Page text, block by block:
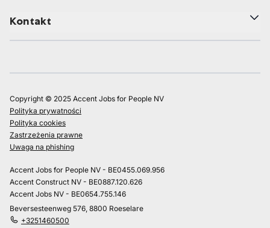
Kontakt
Copyright © 2025 Accent Jobs for People NV
Polityka prywatności
Polityka cookies
Zastrzeżenia prawne
Uwaga na phishing
Accent Jobs for People NV - BE0455.069.956
Accent Construct NV - BE0887.120.626
Accent Jobs NV - BE0654.755.146
Beversesteenweg 576, 8800 Roeselare
+3251460500